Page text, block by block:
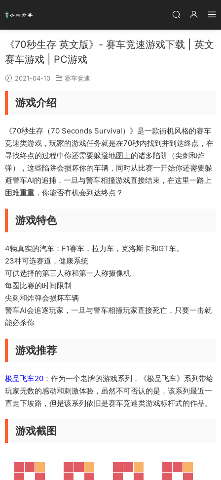
《70秒生存 英文版》- 赛车竞速游戏下载 | 英文
赛车游戏 | PC游戏
2021-04-10 赛车竞速
游戏介绍
《70秒生存（70 Seconds Survival）》是一款街机风格的赛车
竞速类游戏，玩家的游戏任务就是在70秒内找到并到达终点，在
寻找终点的过程中你还需要躲避地图上的诸多陷阱（尖刺和炸
弹），这些陷阱会损坏你的车辆，同时从比赛一开始你还需要躲
避警车AI的追捕，一旦与警车相撞游戏直接结束，在这里一路上
困难重重，你能否有机会到达终点？
游戏特色
4辆真实的汽车：F1赛车，拉力车，克洛斯卡和GT车。
23种可选赛道，健康系统
可供选择的第三人称和第一人称摄像机
每圈比赛的时间限制
尖刺和炸弹会损坏车辆
警车AI会追逐玩家，一旦与警车相撞玩家直接死亡，只要一击就
能必杀你
游戏推荐
极品飞车20 ：作为一个老牌的游戏系列，《极品飞车》系列带给
玩家无数的感动和刺激体验，虽然不可否认的是，该系列最近一
直走下坡路，但是该系列依旧是赛车竞速类游戏标杆式的作品。
游戏截图